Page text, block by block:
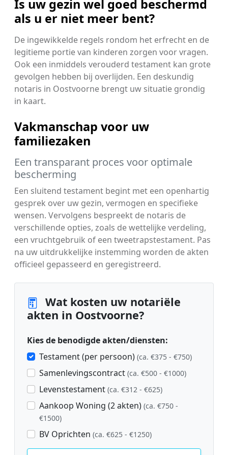
Is uw gezin wel goed beschermd
als u er niet meer bent?
De ingewikkelde regels rondom het erfrecht en de
legitieme portie van kinderen zorgen voor vragen.
Ook een inmiddels verouderd testament kan grote
gevolgen hebben bij overlijden. Een deskundig
notaris in Oostvoorne brengt uw situatie grondig
in kaart.
Vakmanschap voor uw
familiezaken
Een transparant proces voor optimale
bescherming
Een sluitend testament begint met een openhartig
gesprek over uw gezin, vermogen en specifieke
wensen. Vervolgens bespreekt de notaris de
verschillende opties, zoals de wettelijke verdeling,
een vruchtgebruik of een tweetrapstestament. Pas
na uw uitdrukkelijke instemming worden de akten
officieel gepasseerd en geregistreerd.
Wat kosten uw notariële
akten in Oostvoorne?
Kies de benodigde akten/diensten:
Testament (per persoon) (ca. €375 - €750)
Samenlevingscontract (ca. €500 - €1000)
Levenstestament (ca. €312 - €625)
Aankoop Woning (2 akten) (ca. €750 -
€1500)
BV Oprichten (ca. €625 - €1250)